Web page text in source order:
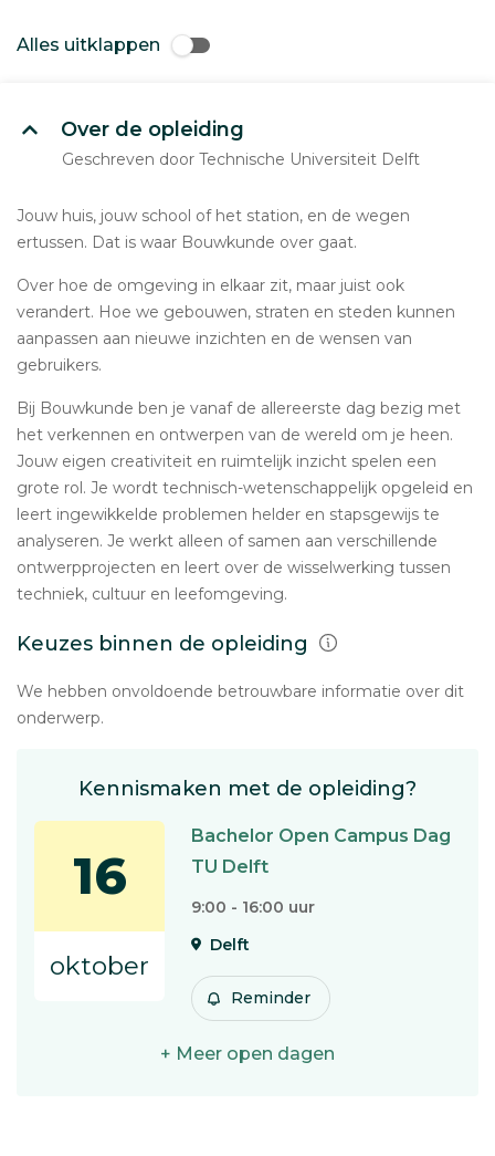
Alles uitklappen
Over de opleiding
Geschreven door Technische Universiteit Delft
Jouw huis, jouw school of het station, en de wegen
ertussen. Dat is waar Bouwkunde over gaat.
Over hoe de omgeving in elkaar zit, maar juist ook
verandert. Hoe we gebouwen, straten en steden kunnen
aanpassen aan nieuwe inzichten en de wensen van
gebruikers.
Bij Bouwkunde ben je vanaf de allereerste dag bezig met
het verkennen en ontwerpen van de wereld om je heen.
Jouw eigen creativiteit en ruimtelijk inzicht spelen een
grote rol. Je wordt technisch-wetenschappelijk opgeleid en
leert ingewikkelde problemen helder en stapsgewijs te
analyseren. Je werkt alleen of samen aan verschillende
ontwerpprojecten en leert over de wisselwerking tussen
techniek, cultuur en leefomgeving.
Keuzes binnen de opleiding
We hebben onvoldoende betrouwbare informatie over dit
onderwerp.
Kennismaken met de opleiding?
16
oktober
Bachelor Open Campus Dag
TU Delft
9:00 - 16:00 uur
Delft
Reminder
+ Meer open dagen